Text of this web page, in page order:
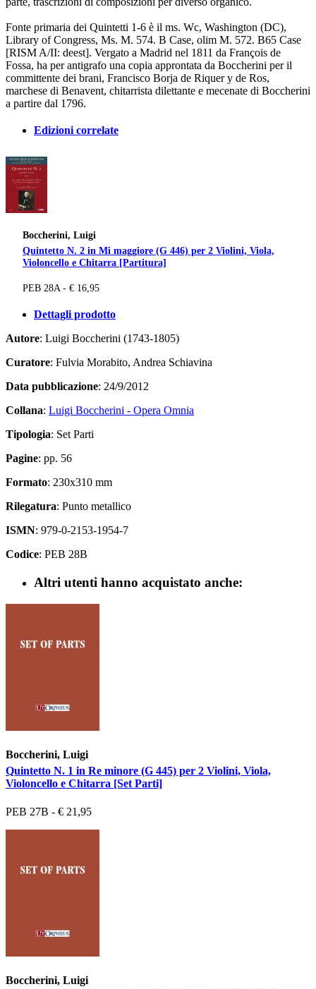
Fonte primaria dei Quintetti 1-6 è il ms. Wc, Washington (DC),
Library of Congress, Ms. M. 574. B Case, olim M. 572. B65 Case
[RISM A/II: deest]. Vergato a Madrid nel 1811 da François de
Fossa, ha per antigrafo una copia approntata da Boccherini per il
committente dei brani, Francisco Borja de Riquer y de Ros,
marchese di Benavent, chitarrista dilettante e mecenate di Boccherini
a partire dal 1796.
Edizioni correlate
Boccherini, Luigi
Quintetto N. 2 in Mi maggiore (G 446) per 2 Violini, Viola,
Violoncello e Chitarra [Partitura]
PEB 28A - € 16,95
Dettagli prodotto
Autore: Luigi Boccherini (1743-1805)
Curatore: Fulvia Morabito, Andrea Schiavina
Data pubblicazione: 24/9/2012
Collana: Luigi Boccherini - Opera Omnia
Tipologia: Set Parti
Pagine: pp. 56
Formato: 230x310 mm
Rilegatura: Punto metallico
ISMN: 979-0-2153-1954-7
Codice: PEB 28B
Altri utenti hanno acquistato anche:
Boccherini, Luigi
Quintetto N. 1 in Re minore (G 445) per 2 Violini, Viola,
Violoncello e Chitarra [Set Parti]
PEB 27B - € 21,95
Boccherini, Luigi